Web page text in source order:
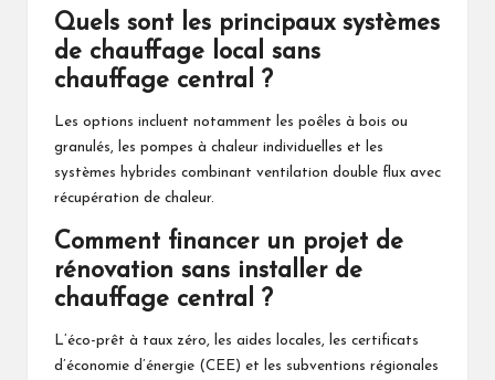
Quels sont les principaux systèmes
de chauffage local sans
chauffage central ?
Les options incluent notamment les poêles à bois ou
granulés, les pompes à chaleur individuelles et les
systèmes hybrides combinant ventilation double flux avec
récupération de chaleur.
Comment financer un projet de
rénovation sans installer de
chauffage central ?
L’éco-prêt à taux zéro, les aides locales, les certificats
d’économie d’énergie (CEE) et les subventions régionales